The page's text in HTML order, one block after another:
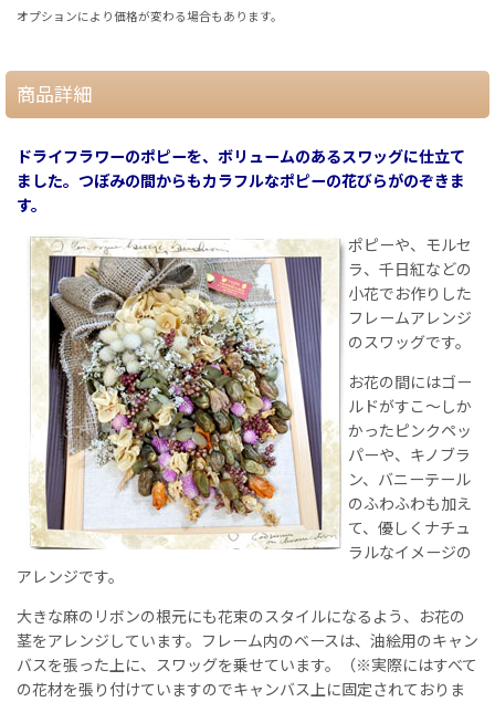
オプションにより価格が変わる場合もあります。
商品詳細
ドライフラワーのポピーを、ボリュームのあるスワッグに仕立て
ました。つぼみの間からもカラフルなポピーの花びらがのぞきま
す。
ポピーや、モルセ
ラ、千日紅などの
小花でお作りした
フレームアレンジ
のスワッグです。
お花の間にはゴー
ルドがすこ〜しか
かったピンクペッ
パーや、キノブラ
ン、バニーテール
のふわふわも加え
て、優しくナチュ
ラルなイメージの
アレンジです。
大きな麻のリボンの根元にも花束のスタイルになるよう、お花の
茎をアレンジしています。フレーム内のベースは、油絵用のキャン
バスを張った上に、スワッグを乗せています。（※実際にはすべて
の花材を張り付けていますのでキャンバス上に固定されておりま